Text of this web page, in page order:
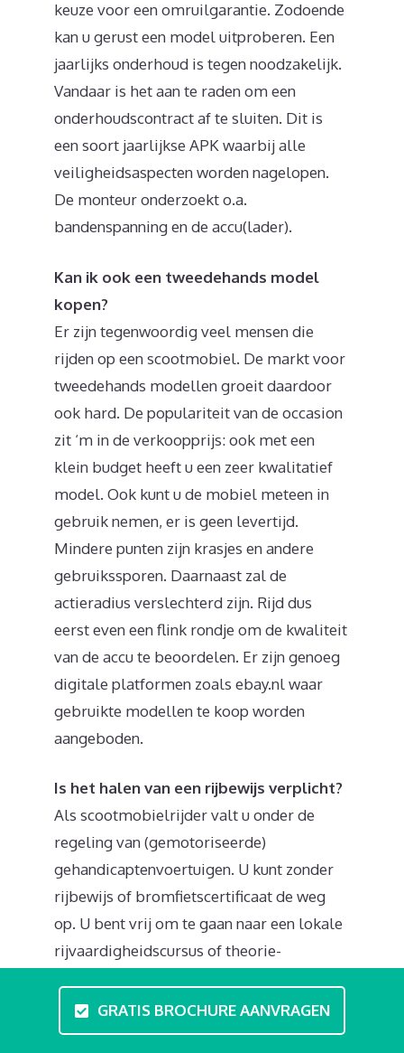
keuze voor een omruilgarantie. Zodoende
kan u gerust een model uitproberen. Een
jaarlijks onderhoud is tegen noodzakelijk.
Vandaar is het aan te raden om een
onderhoudscontract af te sluiten. Dit is
een soort jaarlijkse APK waarbij alle
veiligheidsaspecten worden nagelopen.
De monteur onderzoekt o.a.
bandenspanning en de accu(lader).
Kan ik ook een tweedehands model
kopen?
Er zijn tegenwoordig veel mensen die
rijden op een scootmobiel. De markt voor
tweedehands modellen groeit daardoor
ook hard. De populariteit van de occasion
zit ‘m in de verkoopprijs: ook met een
klein budget heeft u een zeer kwalitatief
model. Ook kunt u de mobiel meteen in
gebruik nemen, er is geen levertijd.
Mindere punten zijn krasjes en andere
gebruikssporen. Daarnaast zal de
actieradius verslechterd zijn. Rijd dus
eerst even een flink rondje om de kwaliteit
van de accu te beoordelen. Er zijn genoeg
digitale platformen zoals ebay.nl waar
gebruikte modellen te koop worden
aangeboden.
Is het halen van een rijbewijs verplicht?
Als scootmobielrijder valt u onder de
regeling van (gemotoriseerde)
gehandicaptenvoertuigen. U kunt zonder
rijbewijs of bromfietscertificaat de weg
op. U bent vrij om te gaan naar een lokale
rijvaardigheidscursus of theorie-
scootmobieltrainingen in
Krimpenerwaard behandeld u zaken zoals
GRATIS BROCHURE AANVRAGEN